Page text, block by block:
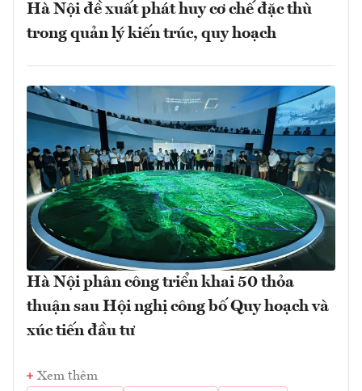
Hà Nội đề xuất phát huy cơ chế đặc thù
trong quản lý kiến trúc, quy hoạch
Hà Nội phân công triển khai 50 thỏa
thuận sau Hội nghị công bố Quy hoạch và
xúc tiến đầu tư
Xem thêm